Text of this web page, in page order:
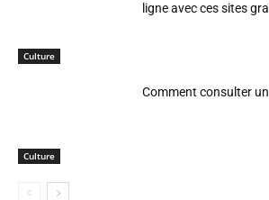
Culture
ligne avec ces sites
Culture
Comment consulter